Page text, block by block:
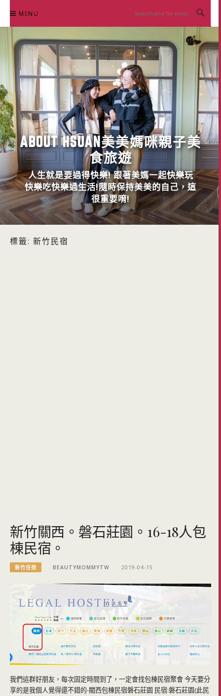
content
MENU
ABOUT HSUAN美美媽咪親子美
食旅遊
人生就是要過得快樂! 跟著美媽一起快樂玩
快樂吃快樂過生活!隨時保持美美的自己，這
很重要唷!
標籤: 新竹民宿
新竹關西。磐石莊園。16-18人包
棟民宿。
新竹住宿 BEAUTYMOMMYTW 2019-04-15
我們這群好朋友，每次固定時間到了，一定會找包棟民宿聚會 今天要分
享的是我個人覺得還不錯的-關西包棟民宿磐石莊園 民宿:磐石莊園(此民